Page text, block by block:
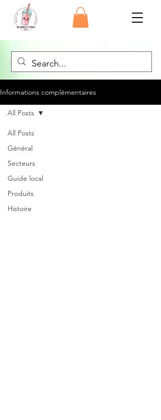
Informations complémentaires
All Posts
Général
Secteurs
Guide local
Produits
Histoire
All Posts